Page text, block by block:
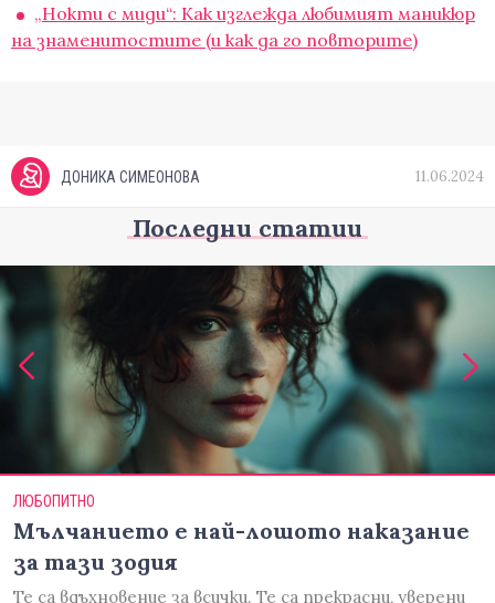
„Нокти с миди“: Как изглежда любимият маникюр
на знаменитостите (и как да го повторите)
ДОНИКА СИМЕОНОВА 11.06.2024
Последни статии
ЛЮБОПИТНО
Мълчанието е най-лошото наказание
за тази зодия
Те са вдъхновение за всички. Те са прекрасни, уверени